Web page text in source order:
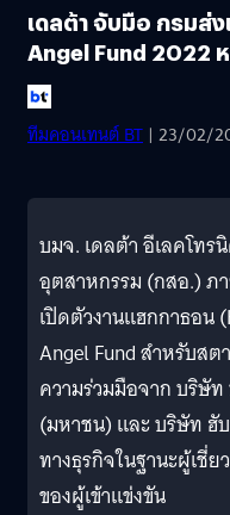
เดลต้า จับมือ กรมส่
Angel Fund 2022
ทีมคอนเทนต์ BT | 23/02/
บมจ. เดลต้า อีเลคโทร
อุตสาหกรรม (กสอ.) ภ
เปิดตัวงานแฮกกาธอน
Angel Fund สำหรับส
ความร่วมมือจาก บริษั
(มหาชน) และ บริษัท ฮั
ทางธุรกิจในฐานะผู้เชี่
ของผู้เข้าแข่งขัน